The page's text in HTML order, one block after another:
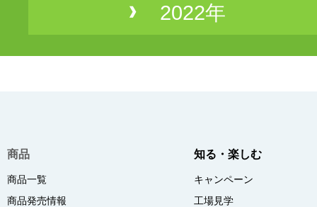
2022年
商品
商品一覧
商品発売情報
知る・楽しむ
キャンペーン
工場見学